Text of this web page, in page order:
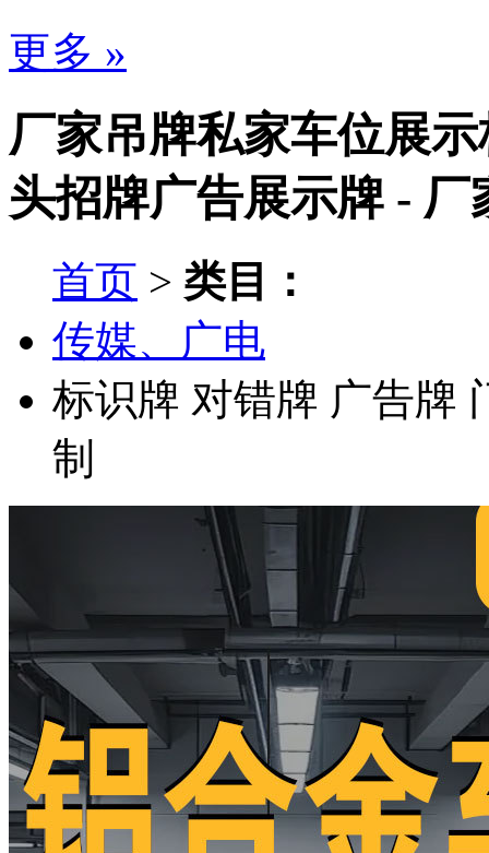
更多 »
厂家吊牌私家车位展
头招牌广告展示牌 - 厂
首页 > 类目：
传媒、广电
标识牌 对错牌 广告牌
制